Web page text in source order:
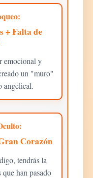
+ Falta de
emocional y
un "muro"
angelical.
Corazón
tendrás la
han pasado